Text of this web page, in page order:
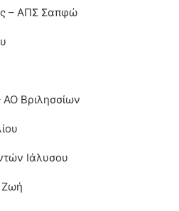
– ΑΠΣ Σαπφώ
Βριλησσίων
Ιάλυσου
Ζωή